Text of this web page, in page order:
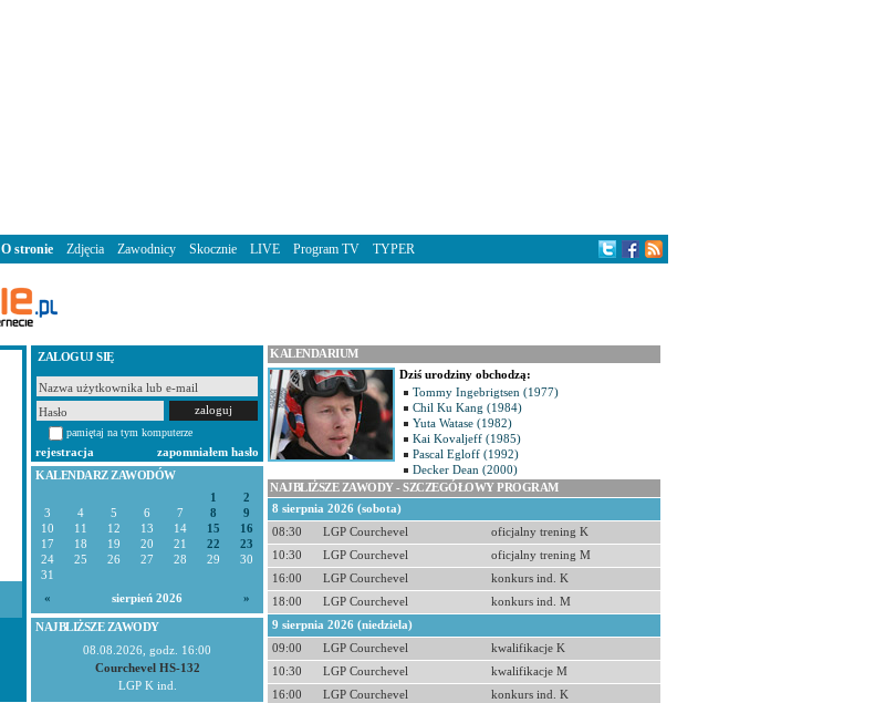
ZALOGUJ SIĘ
pamiętaj na tym komputerze
rejestracja
zapomniałem hasło
KALENDARZ ZAWODÓW
1
2
3
4 5 6 7 8
9
10
11 12 13 14 15
16
17
18 19 20 21 22
23
24
25 26 27 28 29
30
31
«
sierpień 2026 »
NAJBLIŻSZE ZAWODY
08.08.2026, godz. 16:00
Courchevel HS-132
LGP K ind.
KALENDARIUM
Dziś urodziny obchodzą:
Tommy Ingebrigtsen (1977)
Chil Ku Kang (1984)
Yuta Watase (1982)
Kai Kovaljeff (1985)
Pascal Egloff (1992)
Decker Dean (2000)
NAJBLIŻSZE ZAWODY - SZCZEGÓŁOWY PROGRAM
8 sierpnia 2026 (sobota)
08:30
LGP Courchevel
oficjalny trening K
10:30
LGP Courchevel
oficjalny trening M
16:00
LGP Courchevel
konkurs ind. K
18:00
LGP Courchevel
konkurs ind. M
9 sierpnia 2026 (niedziela)
09:00
LGP Courchevel
kwalifikacje K
10:30
LGP Courchevel
kwalifikacje M
16:00
LGP Courchevel
konkurs ind. K
O stronie Zdjęcia Zawodnicy Skocznie LIVE Program TV TYPER